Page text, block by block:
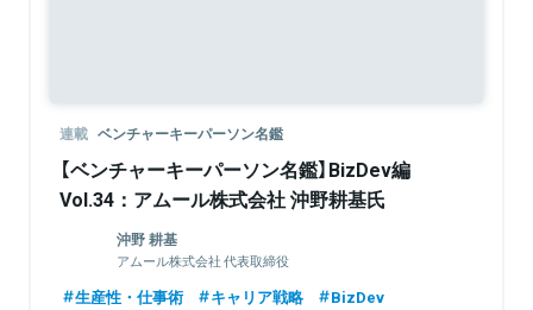
連載 ベンチャーキーパーソン名鑑
【ベンチャーキーパーソン名鑑】BizDev編
Vol.34：アムール株式会社 沖野耕基氏
沖野 耕基
アムール株式会社 代表取締役
生産性・仕事術 キャリア戦略 BizDev